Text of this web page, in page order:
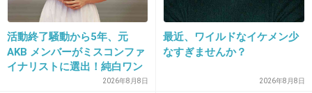
34. 匿名2026/06/03(水) 14:54:45
>>5
男4人女1人の5人きょうだいで育ったから、子
活動終了騒動から5年、元
AKB メンバーがミスコンファ
イナリストに選出！純白ワン
2026年8月8日
最近、ワイルドなイケメン少
なすぎませんか？
2026年8月8日